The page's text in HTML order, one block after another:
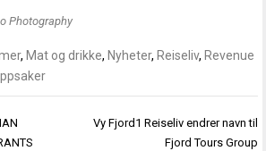
Photography
, Mat og drikke, Nyheter, Reiseliv, Revenue
Vy Fjord1 Reiseliv endrer navn til
Fjord Tours Group